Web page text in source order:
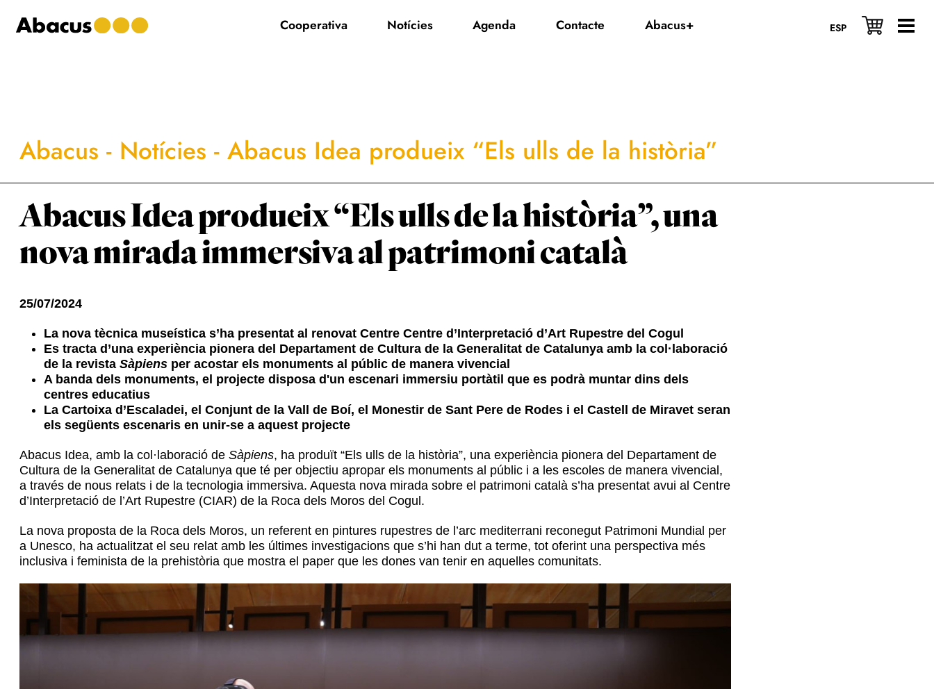
to
to
to
Cooperativa Notícies Agenda Contacte Abacus+ ESP
Abacus - Notícies - Abacus Idea produeix “Els ulls de la història”
Abacus Idea produeix “Els ulls de la història”, una
nova mirada immersiva al patrimoni català
25/07/2024
La nova tècnica museística s’ha presentat al renovat Centre Centre d’Interpretació d’Art Rupestre del Cogul
Es tracta d’una experiència pionera del Departament de Cultura de la Generalitat de Catalunya amb la col·laboració
de la revista Sàpiens per acostar els monuments al públic de manera vivencial
A banda dels monuments, el projecte disposa d'un escenari immersiu portàtil que es podrà muntar dins dels
centres educatius
La Cartoixa d’Escaladei, el Conjunt de la Vall de Boí, el Monestir de Sant Pere de Rodes i el Castell de Miravet seran
els següents escenaris en unir-se a aquest projecte
Abacus Idea, amb la col·laboració de Sàpiens, ha produït “Els ulls de la història”, una experiència pionera del Departament de
Cultura de la Generalitat de Catalunya que té per objectiu apropar els monuments al públic i a les escoles de manera vivencial,
a través de nous relats i de la tecnologia immersiva. Aquesta nova mirada sobre el patrimoni català s’ha presentat avui al Centre
d’Interpretació de l’Art Rupestre (CIAR) de la Roca dels Moros del Cogul.
La nova proposta de la Roca dels Moros, un referent en pintures rupestres de l’arc mediterrani reconegut Patrimoni Mundial per
a Unesco, ha actualitzat el seu relat amb les últimes investigacions que s’hi han dut a terme, tot oferint una perspectiva més
inclusiva i feminista de la prehistòria que mostra el paper que les dones van tenir en aquelles comunitats.​